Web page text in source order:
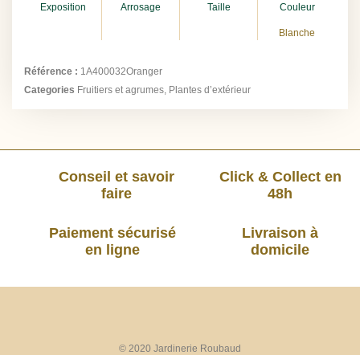
Exposition Arrosage Taille Couleur
Blanche
Référence : 1A400032Oranger
Categories Fruitiers et agrumes Plantes d’extérieur
Conseil et savoir
faire
Click & Collect en
48h
Paiement sécurisé
en ligne
Livraison à
domicile
© 2020 Jardinerie Roubaud